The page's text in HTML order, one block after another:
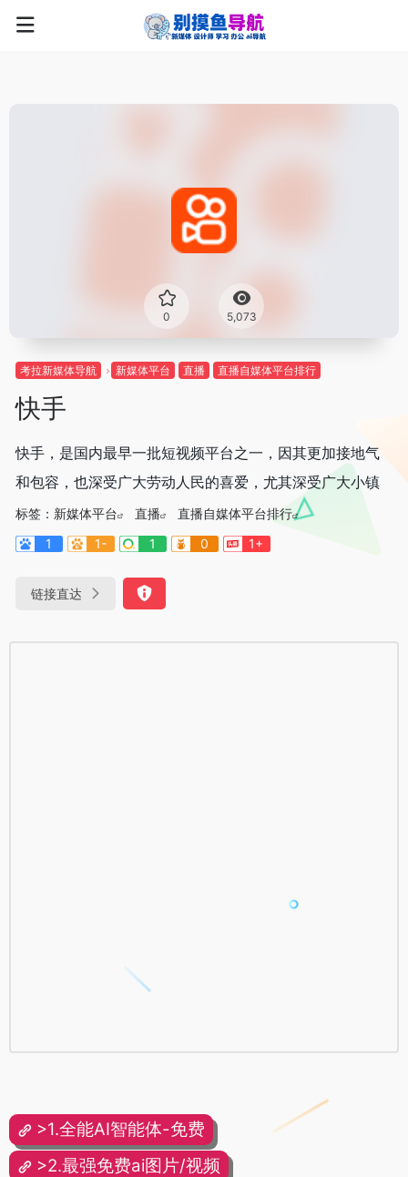
0 5,073
考拉新媒体导航 新媒体平台 直播 直播自媒体平台排行
快手
快手，是国内最早一批短视频平台之一，因其更加接地气
和包容，也深受广大劳动人民的喜爱，尤其深受广大小镇
标签： 新媒体平台 直播
直播自媒体平台排行
1
1- 1 0 1+
链接直达
>1.全能AI智能体-免费
>2.最强免费ai图片/视频